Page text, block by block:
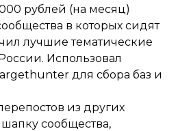
рублей (на месяц)
в которых сидят
лучшие тематические
Использовал
для сбора баз и
из других
сообщества,